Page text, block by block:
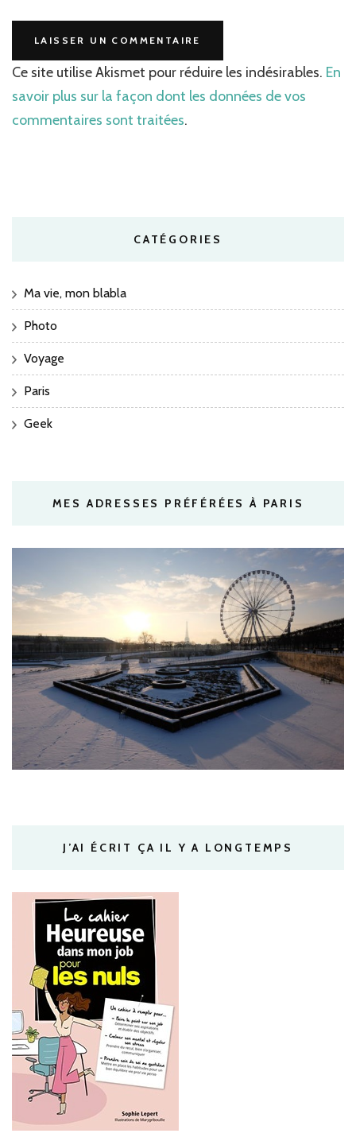
Ce site utilise Akismet pour réduire les indésirables. En
savoir plus sur la façon dont les données de vos
commentaires sont traitées.
CATÉGORIES
Ma vie, mon blabla
Photo
Voyage
Paris
Geek
MES ADRESSES PRÉFÉRÉES À PARIS
J’AI ÉCRIT ÇA IL Y A LONGTEMPS